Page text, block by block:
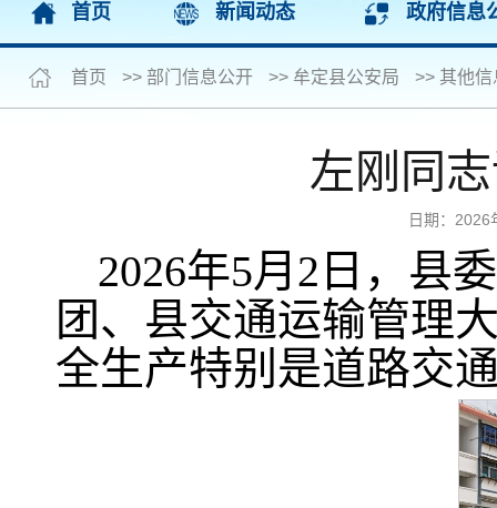
首页 新闻动态 政府信息
首页 >> 部门信息公开 >> 牟定县公安局 >> 其他信
左刚同
日期：
2026年5月2日，县
团、县交通运输管理
全生产特别是道路交